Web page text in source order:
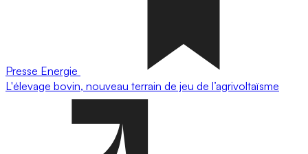
Presse Energie
L'élevage bovin, nouveau terrain de jeu de l’agrivoltaïsme